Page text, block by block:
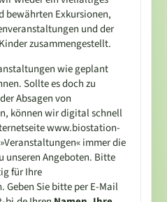
bewährten Exkursionen,
und der
zusammengestellt.
wie geplant
Sollte es doch zu
Absagen von
können wir digital schnell
www.biostation-
immer die
unseren Angeboten. Bitte
für Ihre
Geben Sie bitte per E-Mail